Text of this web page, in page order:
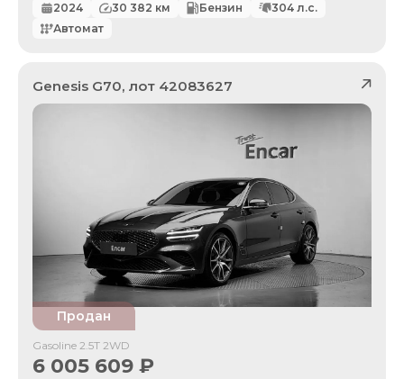
2024 30 382 км Бензин 304 л.с.
Автомат
Genesis G70, лот 42083627
Продан
Gasoline 2.5T 2WD
6 005 609 ₽